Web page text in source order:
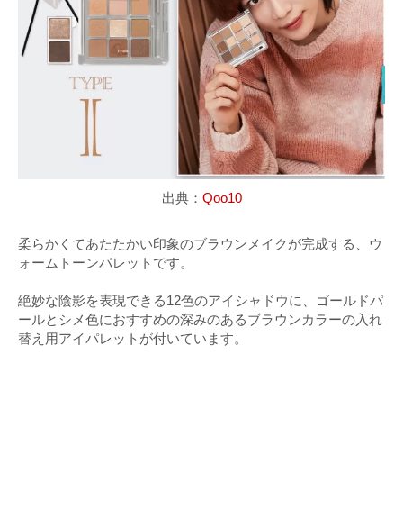
出典： Qoo10
柔らかくてあたたかい印象のブラウンメイクが完成する、ウ
ォームトーンパレットです。
絶妙な陰影を表現できる12色のアイシャドウに、ゴールドパ
ールとシメ色におすすめの深みのあるブラウンカラーの入れ
替え用アイパレットが付いています。